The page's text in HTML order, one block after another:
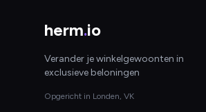
herm.io
Verander je winkelgewoonten in
exclusieve beloningen
Opgericht in Londen, VK